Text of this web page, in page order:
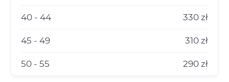
40 - 44 330 zł
45 - 49 310 zł
50 - 55 290 zł